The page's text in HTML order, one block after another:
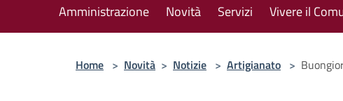
Amministrazione Novità Servizi Vivere il
Home > Novità > Notizie > Artigianato >